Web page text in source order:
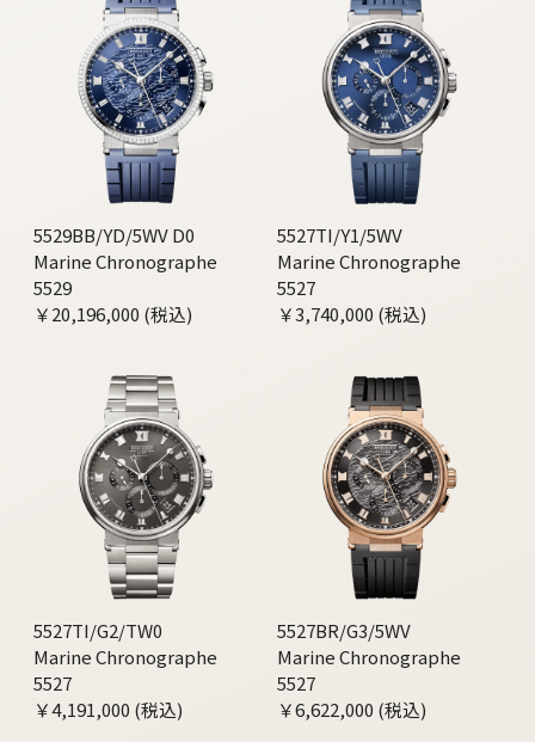
5529BB/YD/5WV D0
Marine Chronographe
5529
￥20,196,000 (税込)
5527TI/Y1/5WV
Marine Chronographe
5527
￥3,740,000 (税込)
5527TI/G2/TW0
Marine Chronographe
5527
￥4,191,000 (税込)
5527BR/G3/5WV
Marine Chronographe
5527
￥6,622,000 (税込)